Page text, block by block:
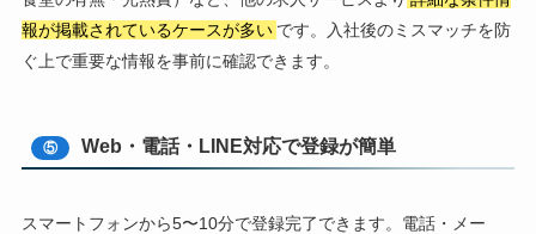
報が掲載されているケースが多い です。入社後のミスマッチを防
ぐ上で重要な情報を事前に確認できます。
⑤ Web・電話・LINE対応で登録が簡単
スマートフォンから5〜10分で登録完了できます。電話・メー